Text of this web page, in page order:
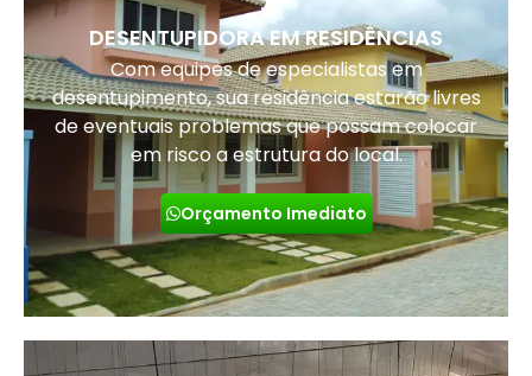
DESENTUPIDORA EM RESIDÊNCIAS
Com equipes de especialistas em
desentupimento, sua residência estarão livres
de eventuais problemas que possam colocar
em risco a estrutura do local.
Orçamento Imediato